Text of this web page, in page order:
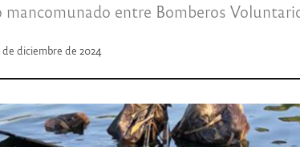
entre Bomberos
de diciembre de 2024